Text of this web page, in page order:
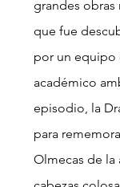
grandes obras
que fue
por un equipo
académico
episodio, la
para
Olmecas de la